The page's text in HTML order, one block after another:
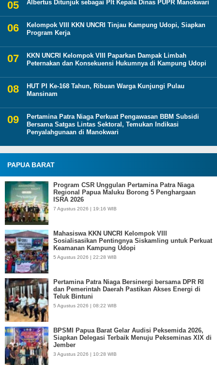
Albertus Ditunjuk sebagai Plt Kepala Dinas PUPR Manokwari
Kelompok VIII KKN UNCRI Tinjau Kampung Udopi, Siapkan
Program Kerja
KKN UNCRI Kelompok VIII Paparkan Dampak Limbah
Peternakan dan Konsekuensi Hukumnya di Kampung Udopi
HUT PI Ke-168 Tahun, Ribuan Warga Kunjungi Pulau
Mansinam
Pertamina Patra Niaga Perkuat Pengawasan BBM Subsidi
Bersama Satgas Lintas Sektoral, Temukan Indikasi
Penyalahgunaan di Manokwari
PAPUA BARAT
Program CSR Unggulan Pertamina Patra Niaga
Regional Papua Maluku Borong 5 Penghargaan
ISRA 2026
7 Agustus 2026 | 19:16 WIB
Mahasiswa KKN UNCRI Kelompok VIII
Sosialisasikan Pentingnya Siskamling untuk Perkuat
Keamanan Kampung Udopi
5 Agustus 2026 | 22:28 WIB
Pertamina Patra Niaga Bersinergi bersama DPR RI
dan Pemerintah Daerah Pastikan Akses Energi di
Teluk Bintuni
5 Agustus 2026 | 08:22 WIB
BPSMI Papua Barat Gelar Audisi Peksemida 2026,
Siapkan Delegasi Terbaik Menuju Pekseminas XIX di
Jember
3 Agustus 2026 | 10:28 WIB